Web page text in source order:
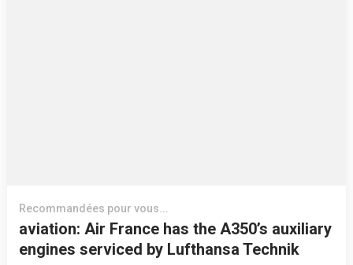
Recommandées pour vous...
aviation: Air France has the A350’s auxiliary
engines serviced by Lufthansa Technik